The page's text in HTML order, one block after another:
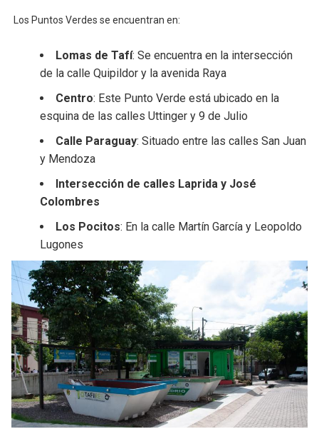
Los Puntos Verdes se encuentran en:
Lomas de Tafí: Se encuentra en la intersección
de la calle Quipildor y la avenida Raya
Centro: Este Punto Verde está ubicado en la
esquina de las calles Uttinger y 9 de Julio
Calle Paraguay: Situado entre las calles San Juan
y Mendoza
Intersección de calles Laprida y José
Colombres
Los Pocitos: En la calle Martín García y Leopoldo
Lugones